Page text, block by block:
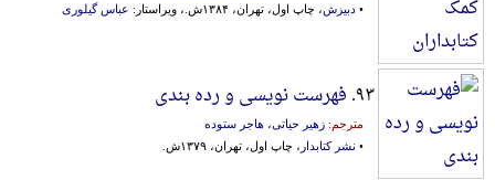
• دبیزش، چاپ اول، تهران، ۱۳۸۴ش.، ویراستار: عباس گیلوری
۹۳. فهرست نویسی و رده بندی
مترجم: زهیر حیاتی، هاجر ستوده
• نشر کتابدار ، چاپ اول، تهران، ۱۳۷۹ش.